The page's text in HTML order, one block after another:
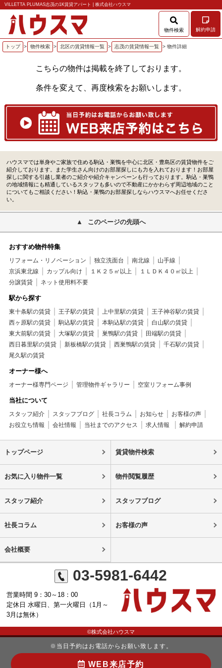
VILLETTA PLUMAS志茂の1K賃貸アパート | 株式会社ハウスマ
物件検索 解約申請
トップ > 物件検索 > 北区の賃貸情報一覧 > 志茂の賃貸情報一覧 > 物件詳細
こちらの物件は掲載を終了しております。
条件を変えて、再度検索をお願いします。
ハウスマでは単身やご家族で住める駒込・巣鴨を中心に北区・豊島区の賃貸物件をご
紹介しております。また学生さん向けのお部屋探しにも力を入れております！お部屋
探しに関する引越し業者のご紹介や紹介キャンペーンも行っております。駒込・巣鴨
の地域情報にも精通しているスタッフも多いので不動産にかかわらず周辺地域のこと
についてもご相談ください！駒込・巣鴨のお部屋探しならハウスマへお任せくださ
い。
このページの先頭へ
おすすめ物件特集
リフォーム・リノベーション 独立洗面台 南北線
山手線
京浜東北線
カップル向け １Ｋ２５㎡以上
１ＬＤＫ４０㎡以上
分譲賃貸
ネット使用料不要
駅から探す
東十条駅の賃貸 王子駅の賃貸 上中里駅の賃貸
王子神谷駅の賃貸
西ヶ原駅の賃貸
駒込駅の賃貸 本駒込駅の賃貸
白山駅の賃貸
東大前駅の賃貸
大塚駅の賃貸 巣鴨駅の賃貸
田端駅の賃貸
西日暮里駅の賃貸
新板橋駅の賃貸 西巣鴨駅の賃貸
千石駅の賃貸
尾久駅の賃貸
オーナー様へ
オーナー様専門ページ 管理物件ギャラリー 空室リフォーム事例
当社について
スタッフ紹介 スタッフブログ 社長コラム お知らせ
お客様の声
お役立ち情報
会社情報 当社までのアクセス 求人情報 解約申請
トップページ 賃貸物件検索
お気に入り物件一覧 物件閲覧履歴
スタッフ紹介 スタッフブログ
社長コラム お客様の声
会社概要
03-5981-6442
営業時間 9：30～18：00
定休日 水曜日、第一火曜日（1月～
3月は無休）
©株式会社ハウスマ
※当日予約はお電話からお願い致します。
WEB来店予約